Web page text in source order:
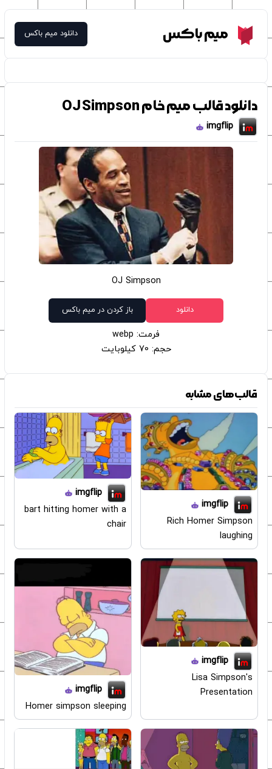
Meme Boxمیم باکس دانلود میم باکس
دانلود قالب میم خام OJ Simpson
imgflip
OJ Simpson
دانلود باز کردن در میم باکس
فرمت: webp
حجم: 70 کیلوبایت
قالب‌های مشابه
imgflip
Rich Homer Simpson
laughing
imgflip
bart hitting homer with a
chair
imgflip
Lisa Simpson's
Presentation
imgflip
Homer simpson sleeping